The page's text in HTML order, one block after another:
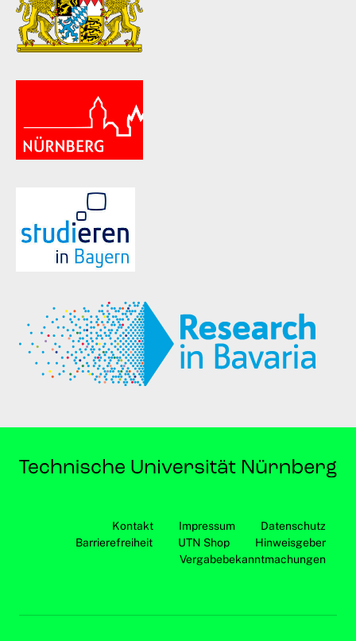
Kontakt Impressum
Datenschutz
Barrierefreiheit
UTN Shop
Hinweisgeber
Vergabebekanntmachungen